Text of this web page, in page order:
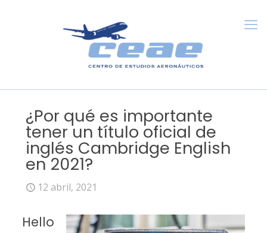
¿Por qué es importante
tener un título oficial de
inglés Cambridge English
en 2021?
12 abril, 2021
Hello